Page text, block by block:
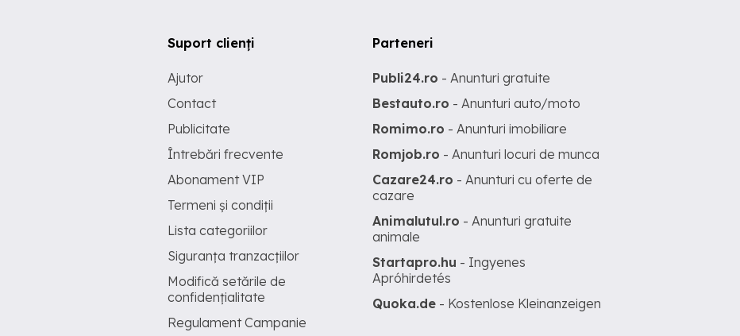
Suport clienți
Ajutor
Contact
Publicitate
Întrebări frecvente
Abonament VIP
Termeni și condiții
Lista categoriilor
Siguranța tranzacțiilor
Modifică setările de
confidențialitate
Regulament Campanie
Parteneri
Publi24.ro - Anunturi gratuite
Bestauto.ro - Anunturi auto/moto
Romimo.ro - Anunturi imobiliare
Romjob.ro - Anunturi locuri de munca
Cazare24.ro - Anunturi cu oferte de
cazare
Animalutul.ro - Anunturi gratuite
animale
Startapro.hu - Ingyenes
Apróhirdetés
Quoka.de - Kostenlose Kleinanzeigen